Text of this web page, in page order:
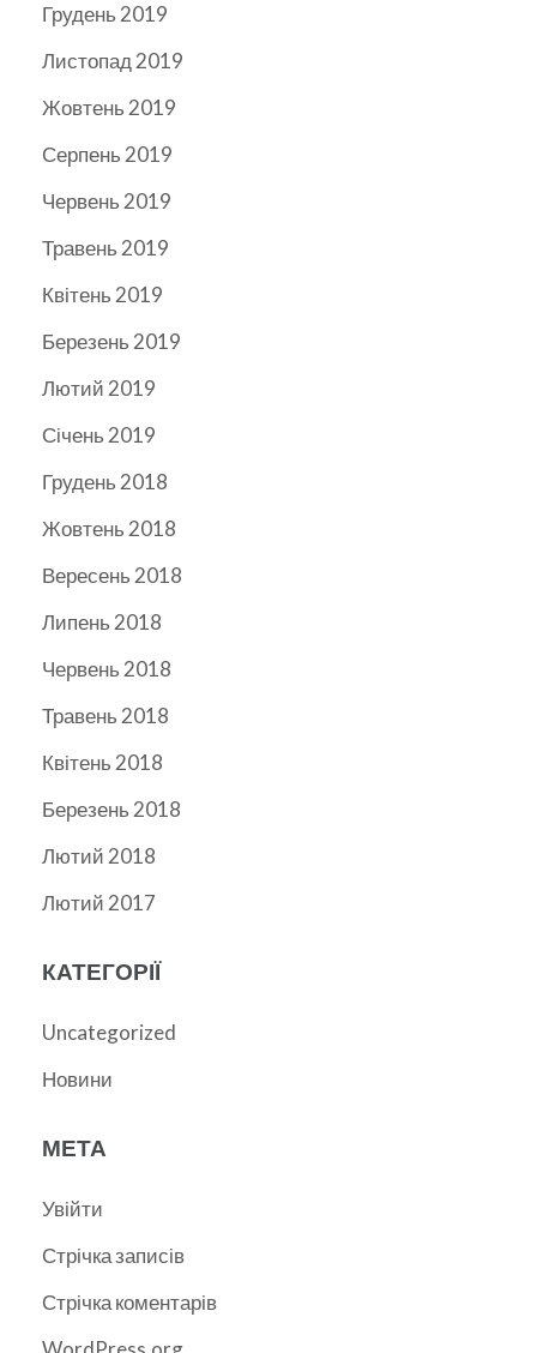
Грудень 2019
Листопад 2019
Жовтень 2019
Серпень 2019
Червень 2019
Травень 2019
Квітень 2019
Березень 2019
Лютий 2019
Січень 2019
Грудень 2018
Жовтень 2018
Вересень 2018
Липень 2018
Червень 2018
Травень 2018
Квітень 2018
Березень 2018
Лютий 2018
Лютий 2017
КАТЕГОРІЇ
Uncategorized
Новини
МЕТА
Увійти
Стрічка записів
Стрічка коментарів